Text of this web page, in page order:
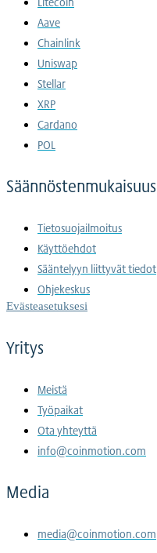
Aave
Chainlink
Uniswap
Stellar
XRP
Cardano
POL
Säännöstenmukaisuus
Tietosuojailmoitus
Käyttöehdot
Sääntelyyn liittyvät tiedot
Ohjekeskus
Evästeasetuksesi
Yritys
Meistä
Työpaikat
Ota yhteyttä
info@coinmotion.com
Media
media@coinmotion.com